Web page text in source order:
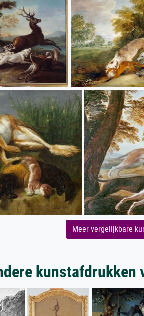
Meer vergelijkbare
kunstafdrukken